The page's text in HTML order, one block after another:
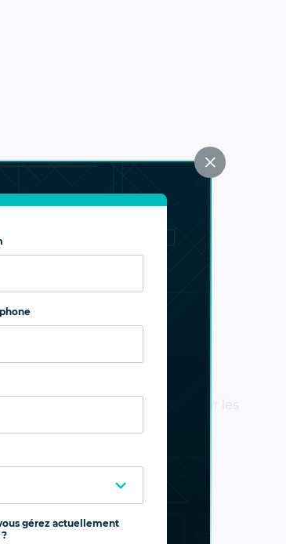
périphériques de stockage ;
système ; accélération de la
récupération et possibilité
d'analyses hors ligne
×
gérez actuellement